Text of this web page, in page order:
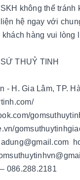
không thể
hệ ngay với
hàng vui
THUỶ TINH
- H. Gia Lâm, TP.
086.288.2181